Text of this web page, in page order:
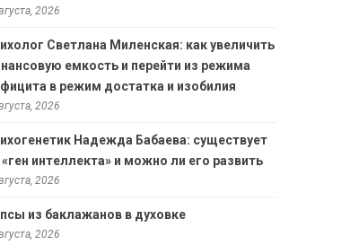
2026
Светлана Миленская: как увеличить
емкость и перейти из режима
в режим достатка и изобилия
2026
Надежда Бабаева: существует
интеллекта» и можно ли его развить
2026
из баклажанов в духовке
2026